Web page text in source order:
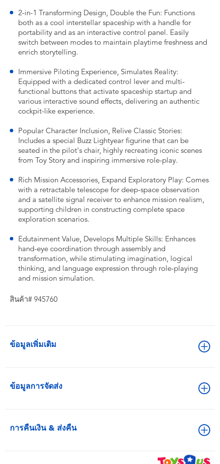
2-in-1 Transforming Design, Double the Fun: Functions
both as a cool interstellar spaceship with a handle for
portability and as an interactive control panel. Easily
switch between modes to maintain playtime freshness and
enrich storytelling.
Immersive Piloting Experience, Simulates Reality:
Equipped with a dedicated control lever and multi-
functional buttons that activate spaceship startup and
various interactive sound effects, delivering an authentic
cockpit-like experience.
Popular Character Inclusion, Relive Classic Stories:
Includes a special Buzz Lightyear figurine that can be
seated in the pilot's chair, highly recreating iconic scenes
from Toy Story and inspiring immersive role-play.
Rich Mission Accessories, Expand Exploratory Play: Comes
with a retractable telescope for deep-space observation
and a satellite signal receiver to enhance mission realism,
supporting children in constructing complete space
exploration scenarios.
Edutainment Value, Develops Multiple Skills: Enhances
hand-eye coordination through assembly and
transformation, while stimulating imagination, logical
thinking, and language expression through role-playing
and mission simulation.
สินค้า# 945760
ข้อมูลเพิ่มเติม
ข้อมูลการจัดส่ง
การคืนเงิน & ส่งคืน